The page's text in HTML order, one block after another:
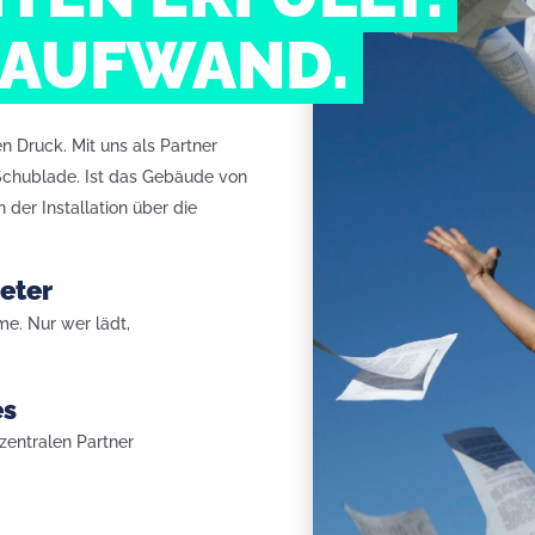
Nur wer lädt,
Partner
Druck. Mit uns als Partner
Ist das Gebäude von
der Installation über die